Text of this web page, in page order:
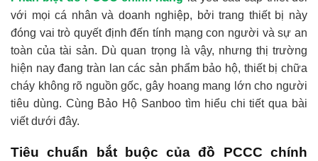
với mọi cá nhân và doanh nghiệp, bởi trang thiết bị này
đóng vai trò quyết định đến tính mạng con người và sự an
toàn của tài sản. Dù quan trọng là vậy, nhưng thị trường
hiện nay đang tràn lan các sản phẩm bảo hộ, thiết bị chữa
cháy không rõ nguồn gốc, gây hoang mang lớn cho người
tiêu dùng. Cùng Bảo Hộ Sanboo tìm hiểu chi tiết qua bài
viết dưới đây.
Tiêu chuẩn bắt buộc của đồ PCCC chính